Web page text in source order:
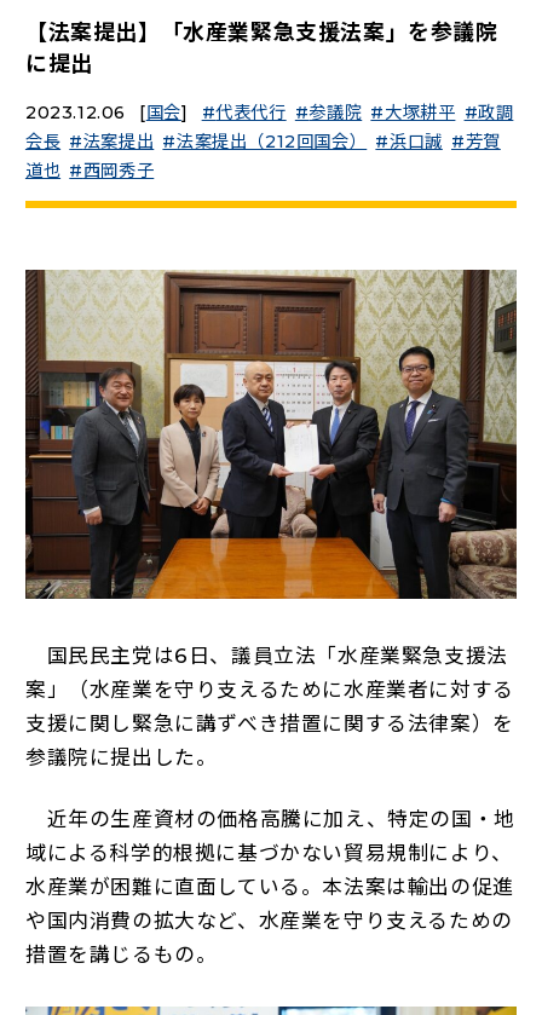
こくみんうさぎの部屋
Go!Go!こくみんストア（新しいタブで開く）
国民民主党学生部
二次創作ガイドライン （新しいタブで開く）
プライバシーポリシー
特定商取引法に基づく表記
【法案提出】「水産業緊急支援法案」を参議院
に提出
2023.12.06 [国会] 代表代行 参議院 大塚耕平
政調
会長
法案提出 法案提出（212回国会） 浜口誠
芳賀
道也
西岡秀子
国民民主党は6日、議員立法「水産業緊急支援法
案」（水産業を守り支えるために水産業者に対する
支援に関し緊急に講ずべき措置に関する法律案）を
参議院に提出した。
近年の生産資材の価格高騰に加え、特定の国・地
域による科学的根拠に基づかない貿易規制により、
水産業が困難に直面している。本法案は輸出の促進
や国内消費の拡大など、水産業を守り支えるための
措置を講じるもの。